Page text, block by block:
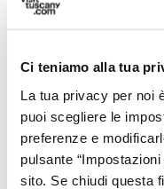
Ci teniamo alla tua
La tua privacy per noi
puoi scegliere le
preferenze e
pulsante
sito. Se chiudi questa
Associazione
Curiosità